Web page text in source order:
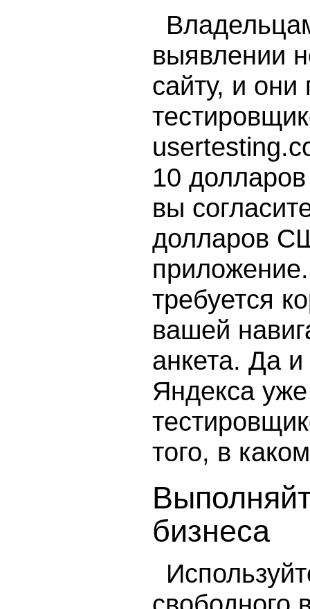
выявлении
сайту, и они
10
вы
долларов
требуется
вашей
анкета. Да
Яндекса
того, в
бизнеса